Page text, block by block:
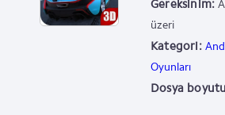
Gereksinim:
üzeri
Kategori:
Oyunları
Dosya